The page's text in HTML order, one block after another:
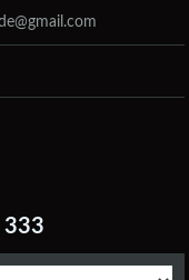
333